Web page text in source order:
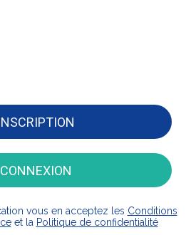
CONNEXION
vous en acceptez les Conditions
et la Politique de confidentialité